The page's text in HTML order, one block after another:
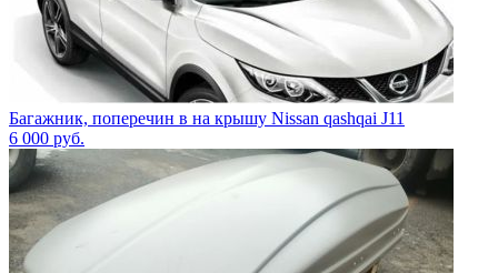
Багажник, поперечин в на крышу Nissan qashqai J11
6 000 руб.